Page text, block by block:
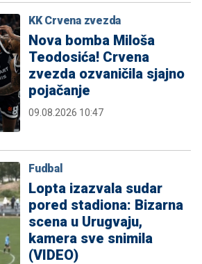
KK Crvena zvezda
Nova bomba Miloša
Teodosića! Crvena
zvezda ozvaničila sjajno
pojačanje
09.08.2026 10:47
Fudbal
Lopta izazvala sudar
pored stadiona: Bizarna
scena u Urugvaju,
kamera sve snimila
(VIDEO)